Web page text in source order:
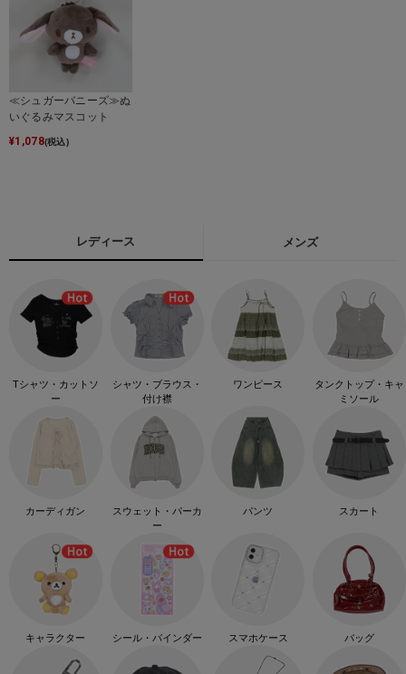
≪シュガーバニーズ≫ぬ
いぐるみマスコット
¥1,078(税込)
レディース メンズ
Tシャツ・カットソ
ー
シャツ・ブラウス・
付け襟
ワンピース
タンクトップ・キャ
ミソール
カーディガン
スウェット・パーカ
ー
パンツ スカート
キャラクター シール・バインダー スマホケース バッグ